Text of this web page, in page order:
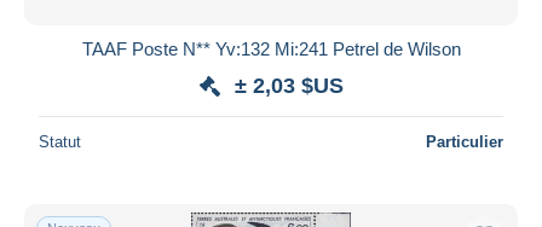
TAAF Poste N** Yv:132 Mi:241 Petrel de Wilson
± 2,03 $US
Statut Particulier